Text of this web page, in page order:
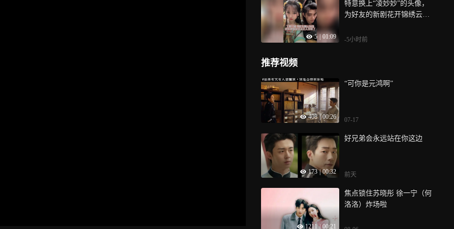
5 01:09
特意换上“凌妙妙”的头像，
为好友的新剧花开锦绣云包
真的太美好了！该剧今日已
-5小时前
推荐视频
408 | 00:26
“可你是元鸿啊”
07-17
173 | 00:32
好兄弟会永远站在你这边
前天
1211 | 00:21
焦点锁住苏晓彤 徐一宁（何
洛洛）炸场啦